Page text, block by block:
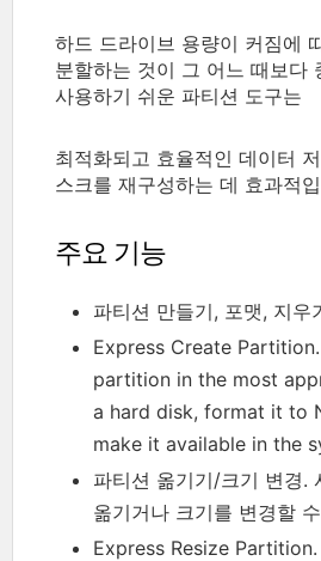
하드 드라이브 용량이 커짐에
분할하는 것이 그 어느 때보다
사용하기 쉬운 파티션 도구는
최적화되고 효율적인 데이터
스크를 재구성하는 데 효과적
주요 기능
파티션 만들기, 포맷, 지우
Express Create
partition in the most
a hard disk, format it to
make it available in the
파티션 옮기기/크기 변경.
옮기거나 크기를 변경할
Express Resize Partition.